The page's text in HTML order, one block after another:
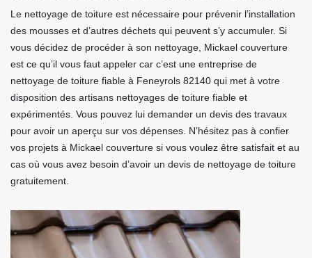
Le nettoyage de toiture est nécessaire pour prévenir l’installation
des mousses et d’autres déchets qui peuvent s’y accumuler. Si
vous décidez de procéder à son nettoyage, Mickael couverture
est ce qu’il vous faut appeler car c’est une entreprise de
nettoyage de toiture fiable à Feneyrols 82140 qui met à votre
disposition des artisans nettoyages de toiture fiable et
expérimentés. Vous pouvez lui demander un devis des travaux
pour avoir un aperçu sur vos dépenses. N’hésitez pas à confier
vos projets à Mickael couverture si vous voulez être satisfait et au
cas où vous avez besoin d’avoir un devis de nettoyage de toiture
gratuitement.